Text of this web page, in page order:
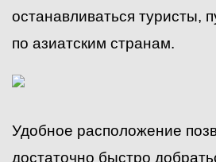
останавливаться туристы,
по азиатским странам.
Удобное расположение
достаточно быстро